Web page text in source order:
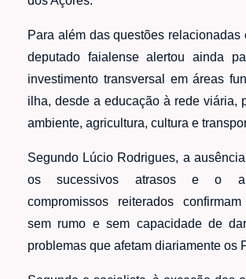
Para além das questões relacionadas
deputado faialense alertou ainda
investimento transversal em áreas
ilha, desde a educação à rede viária,
ambiente, agricultura, cultura e
Segundo Lúcio Rodrigues, a
os sucessivos atrasos e o
compromissos reiterados
sem rumo e sem capacidade de
problemas que afetam diariamente os